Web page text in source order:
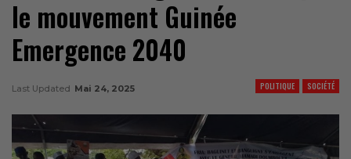
le mouvement Guinée
Emergence 2040
POLITIQUE SOCIÉTÉ
Last Updated Mai 24, 2025